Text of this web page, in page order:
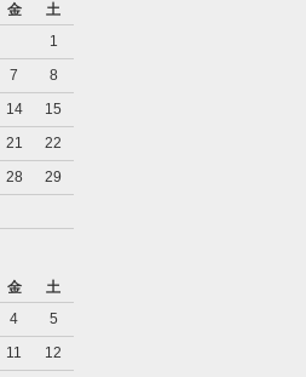
金
土
1
7
8
14
15
21
22
28
29
金
土
4
5
11
12